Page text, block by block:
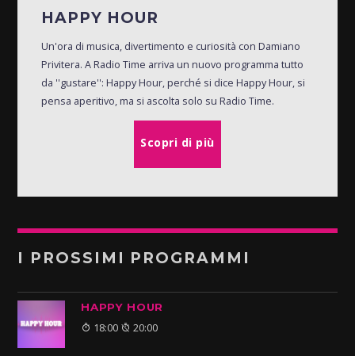
HAPPY HOUR
Un'ora di musica, divertimento e curiosità con Damiano
Privitera. A Radio Time arriva un nuovo programma tutto
da ''gustare'': Happy Hour, perché si dice Happy Hour, si
pensa aperitivo, ma si ascolta solo su Radio Time.
Scopri di più
I PROSSIMI PROGRAMMI
HAPPY HOUR
18:00 20:00